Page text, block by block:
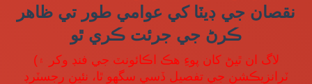
نقصان جي ڊيٽا کي عوامي طور تي ظاهر
ڪرڻ جي جرئت ڪري ٿو
(لاگ ان ٿيڻ کان پوءِ هڪ اڪائونٽ جي فنڊ وکر ۽
ٽرانزيڪشن جي تفصيل ڏسي سگهو ٿا، نئين رجسٽرڊ